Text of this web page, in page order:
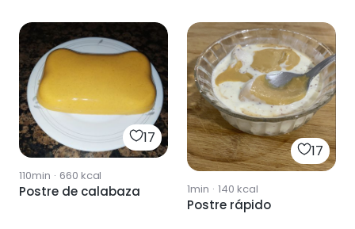
17
110min · 660 kcal
Postre de calabaza
17
1min · 140 kcal
Postre rápido